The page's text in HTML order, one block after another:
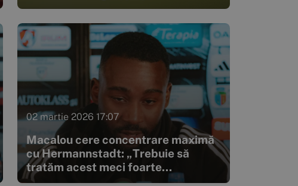
02 martie 2026 17:07
Macalou cere concentrare maximă
cu Hermannstadt: „Trebuie să
tratăm acest meci foarte...